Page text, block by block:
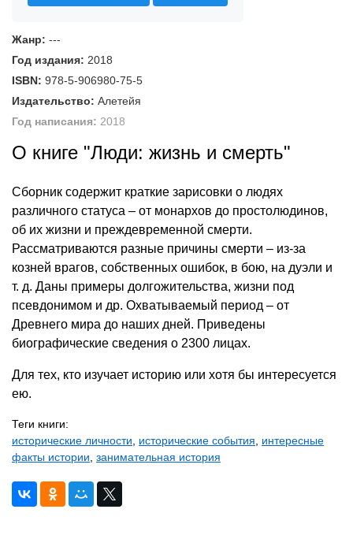
Жанр: ---
Год издания: 2018
ISBN: 978-5-906980-75-5
Издательство: Алетейя
Год написания: 2018
О книге "Люди: жизнь и смерть"
Сборник содержит краткие зарисовки о людях
различного статуса – от монархов до простолюдинов,
об их жизни и преждевременной смерти.
Рассматриваются разные причины смерти – из-за
козней врагов, собственных ошибок, в бою, на дуэли и
т. д. Даны примеры долгожительства, жизни под
псевдонимом и др. Охватываемый период – от
Древнего мира до наших дней. Приведены
биографические сведения о 2300 лицах.
Для тех, кто изучает историю или хотя бы интересуется
ею.
Теги книги:
исторические личности
исторические события
интересные
факты истории занимательная история